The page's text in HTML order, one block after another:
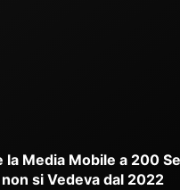
la Media Mobile a 200
si Vedeva dal 2022